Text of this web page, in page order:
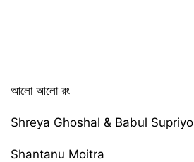
আলো আলো রং
Shreya Ghoshal & Babul Supriyo
Shantanu Moitra